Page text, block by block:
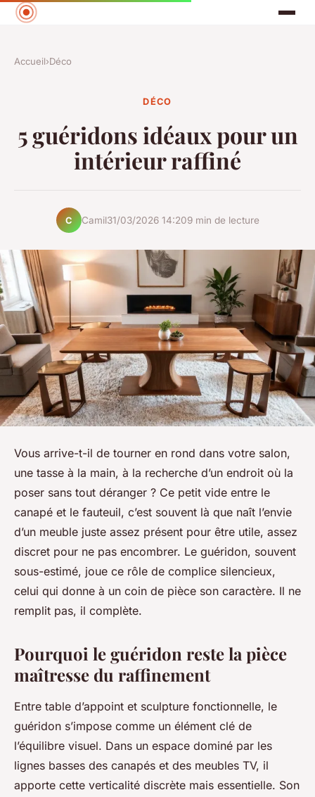
Accueil›Déco
DÉCO
5 guéridons idéaux pour un
intérieur raffiné
C Camil31/03/2026 14:209 min de lecture
Vous arrive-t-il de tourner en rond dans votre salon,
une tasse à la main, à la recherche d’un endroit où la
poser sans tout déranger ? Ce petit vide entre le
canapé et le fauteuil, c’est souvent là que naît l’envie
d’un meuble juste assez présent pour être utile, assez
discret pour ne pas encombrer. Le guéridon, souvent
sous-estimé, joue ce rôle de complice silencieux,
celui qui donne à un coin de pièce son caractère. Il ne
remplit pas, il complète.
Pourquoi le guéridon reste la pièce
maîtresse du raffinement
Entre table d’appoint et sculpture fonctionnelle, le
guéridon s’impose comme un élément clé de
l’équilibre visuel. Dans un espace dominé par les
lignes basses des canapés et des meubles TV, il
apporte cette verticalité discrète mais essentielle. Son